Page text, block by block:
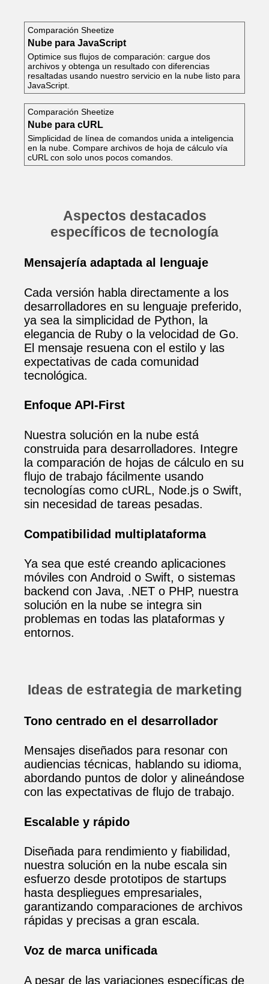
Comparación Sheetize
Nube para JavaScript
Optimice sus flujos de comparación: cargue dos
archivos y obtenga un resultado con diferencias
resaltadas usando nuestro servicio en la nube listo para
JavaScript.
Comparación Sheetize
Nube para cURL
Simplicidad de línea de comandos unida a inteligencia
en la nube. Compare archivos de hoja de cálculo vía
cURL con solo unos pocos comandos.
Aspectos destacados
específicos de tecnología
Mensajería adaptada al lenguaje
Cada versión habla directamente a los
desarrolladores en su lenguaje preferido,
ya sea la simplicidad de Python, la
elegancia de Ruby o la velocidad de Go.
El mensaje resuena con el estilo y las
expectativas de cada comunidad
tecnológica.
Enfoque API‑First
Nuestra solución en la nube está
construida para desarrolladores. Integre
la comparación de hojas de cálculo en su
flujo de trabajo fácilmente usando
tecnologías como cURL, Node.js o Swift,
sin necesidad de tareas pesadas.
Compatibilidad multiplataforma
Ya sea que esté creando aplicaciones
móviles con Android o Swift, o sistemas
backend con Java, .NET o PHP, nuestra
solución en la nube se integra sin
problemas en todas las plataformas y
entornos.
Ideas de estrategia de marketing
Tono centrado en el desarrollador
Mensajes diseñados para resonar con
audiencias técnicas, hablando su idioma,
abordando puntos de dolor y alineándose
con las expectativas de flujo de trabajo.
Escalable y rápido
Diseñada para rendimiento y fiabilidad,
nuestra solución en la nube escala sin
esfuerzo desde prototipos de startups
hasta despliegues empresariales,
garantizando comparaciones de archivos
rápidas y precisas a gran escala.
Voz de marca unificada
A pesar de las variaciones específicas de